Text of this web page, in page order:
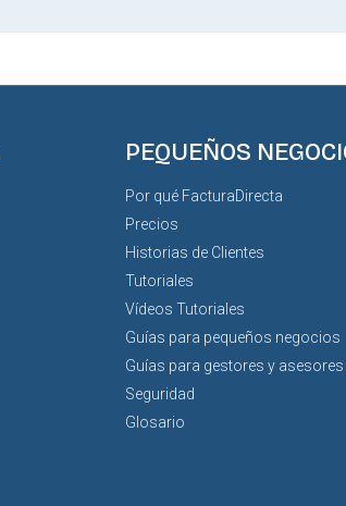
PEQUEÑOS
Por qué FacturaDirecta
Precios
Historias de Clientes
Tutoriales
Vídeos Tutoriales
Guías para pequeños negocios
Guías para gestores y asesores
Seguridad
Glosario